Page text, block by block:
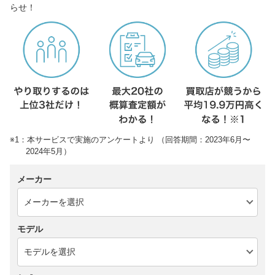
らせ！
※1：本サービスで実施のアンケートより （回答期間：2023年6月〜
2024年5月）
メーカー
モデル